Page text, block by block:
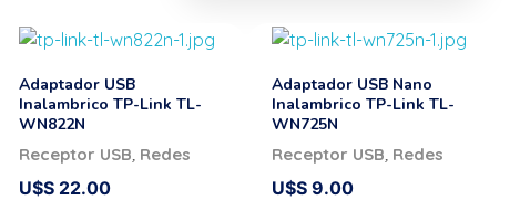
Adaptador USB
Inalambrico TP-Link TL-
WN822N
U$S 22.00
Receptor USB, Redes
Adaptador USB Nano
Inalambrico TP-Link TL-
WN725N
U$S 9.00
Receptor USB, Redes